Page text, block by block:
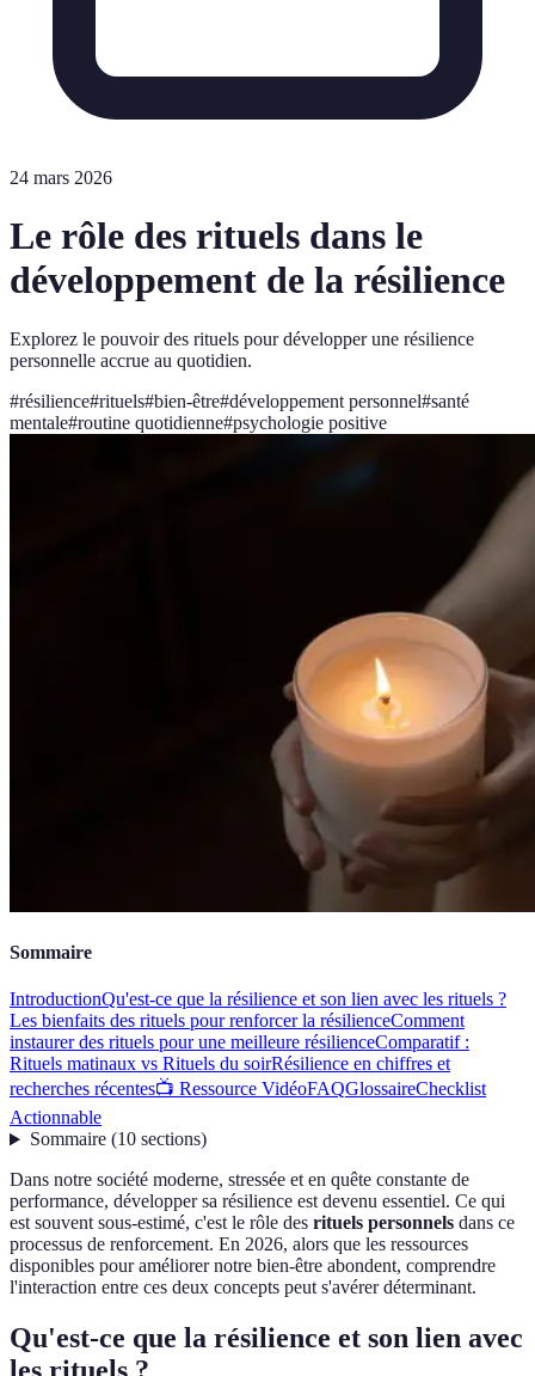
24 mars 2026
Le rôle des rituels dans le
développement de la résilience
Explorez le pouvoir des rituels pour développer une résilience
personnelle accrue au quotidien.
#résilience#rituels#bien-être#développement personnel#santé
mentale#routine quotidienne#psychologie positive
Sommaire
IntroductionQu'est-ce que la résilience et son lien avec les rituels ?
Les bienfaits des rituels pour renforcer la résilienceComment
instaurer des rituels pour une meilleure résilienceComparatif :
Rituels matinaux vs Rituels du soirRésilience en chiffres et
recherches récentes📺 Ressource VidéoFAQGlossaireChecklist
Actionnable
Sommaire(10 sections)
Dans notre société moderne, stressée et en quête constante de
performance, développer sa résilience est devenu essentiel. Ce qui
est souvent sous-estimé, c'est le rôle des rituels personnels dans ce
processus de renforcement. En 2026, alors que les ressources
disponibles pour améliorer notre bien-être abondent, comprendre
l'interaction entre ces deux concepts peut s'avérer déterminant.
Qu'est-ce que la résilience et son lien avec